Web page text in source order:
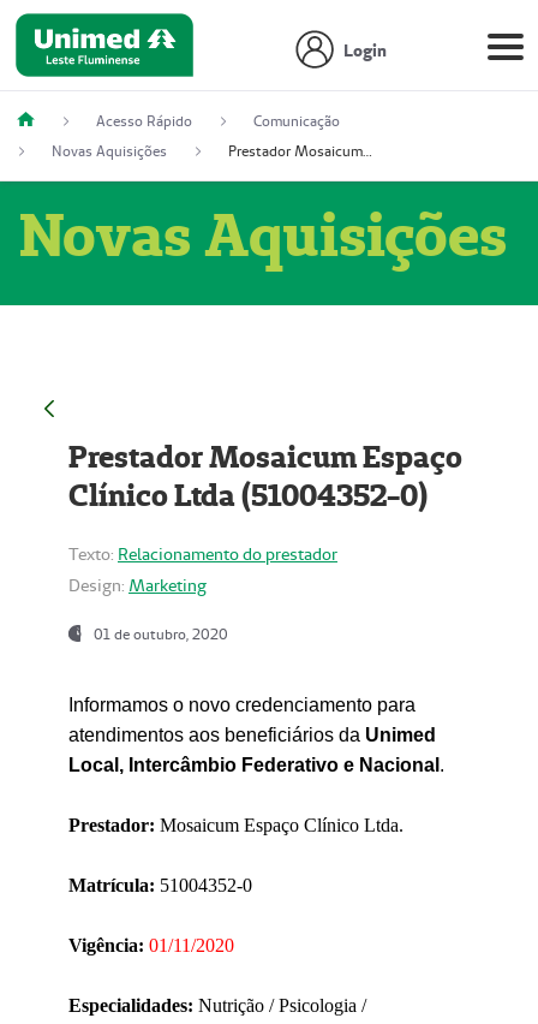
Login
Acesso Rápido
Comunicação
Novas Aquisições
Prestador Mosaicum Espaço Clínico Ltda (51004352-0)
Novas Aquisições
Prestador Mosaicum Espaço
Clínico Ltda (51004352-0)
Texto: Relacionamento do prestador
Design: Marketing
01 de outubro, 2020
Informamos o novo credenciamento para
atendimentos aos beneficiários da Unimed
Local, Intercâmbio Federativo e Nacional .
Prestador: Mosaicum Espaço Clínico Ltda.
Matrícula: 51004352-0
Vigência: 01/11/2020
Especialidades: Nutrição / Psicologia /